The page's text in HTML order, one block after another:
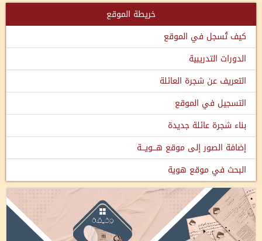
خريطة الموقع
كيف تُسجل في الموقع
الدورات التدريبية
التعريف عن شجرة العائلة
التسجيل في الموقع
بناء شجرة عائلة جديدة
إضافة الصور إلى موقع هـــويـــة
البحث في موقع هوية